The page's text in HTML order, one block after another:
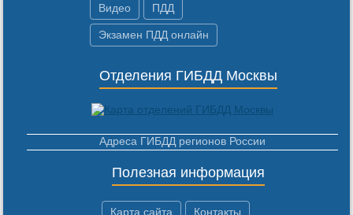
Видео ПДД
Экзамен ПДД онлайн
Отделения ГИБДД Москвы
Адреса ГИБДД регионов России
Полезная информация
Карта сайта Контакты